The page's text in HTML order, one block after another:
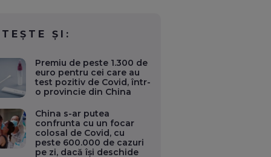
ȘI:
Premiu de peste 1.300 de
euro pentru cei care au
test pozitiv de Covid, într-
o provincie din China
China s-ar putea
confrunta cu un focar
colosal de Covid, cu
peste 600.000 de cazuri
pe zi, dacă își deschide